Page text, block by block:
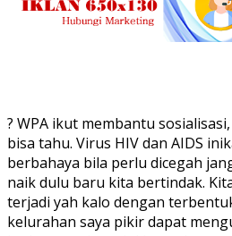
? WPA ikut membantu
bisa tahu. Virus HIV dan AIDS
berbahaya bila perlu dicegah
naik dulu baru kita bertindak.
terjadi yah kalo dengan
kelurahan saya pikir dapat